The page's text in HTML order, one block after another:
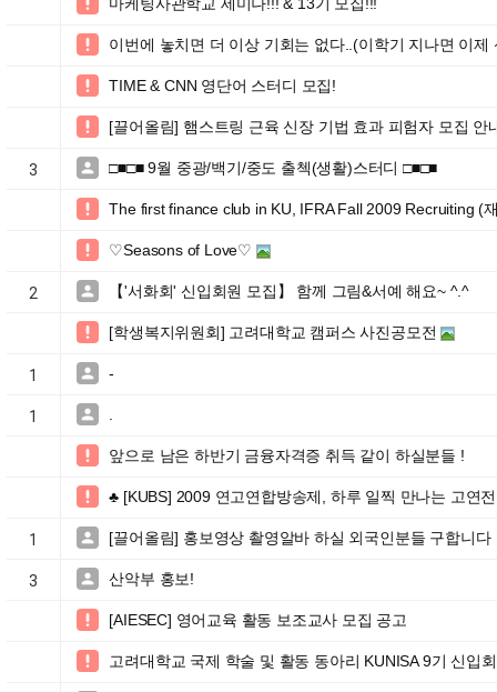

 이번에 놓치면 더 이상 기회는 없다..(이학기 지나면 이제
 TIME & CNN 영단어 스터디 모집!
 [끌어올림] 햄스트링 근육 신장 기법 효과 피험자 모집 안
3  □■□■ 9월 중광/백기/중도 출첵(생활)스터디 □■□■
 The first finance club in KU, IFRA Fall 2009 Recruiting (
 ♡Seasons of Love♡
2  【'서화회' 신입회원 모집】 함께 그림&서예 해요~ ^.^
 [학생복지위원회] 고려대학교 캠퍼스 사진공모전
1  -
1 
 앞으로 남은 하반기 금융자격증 취득 같이 하실분들 !
 ♣ [KUBS] 2009 연고연합방송제, 하루 일찍 만나는 고연
1  [끌어올림] 홍보영상 촬영알바 하실 외국인분들 구합니다
3  산악부 홍보!
 [AIESEC] 영어교육 활동 보조교사 모집 공고
 고려대학교 국제 학술 및 활동 동아리 KUNISA 9기 신입